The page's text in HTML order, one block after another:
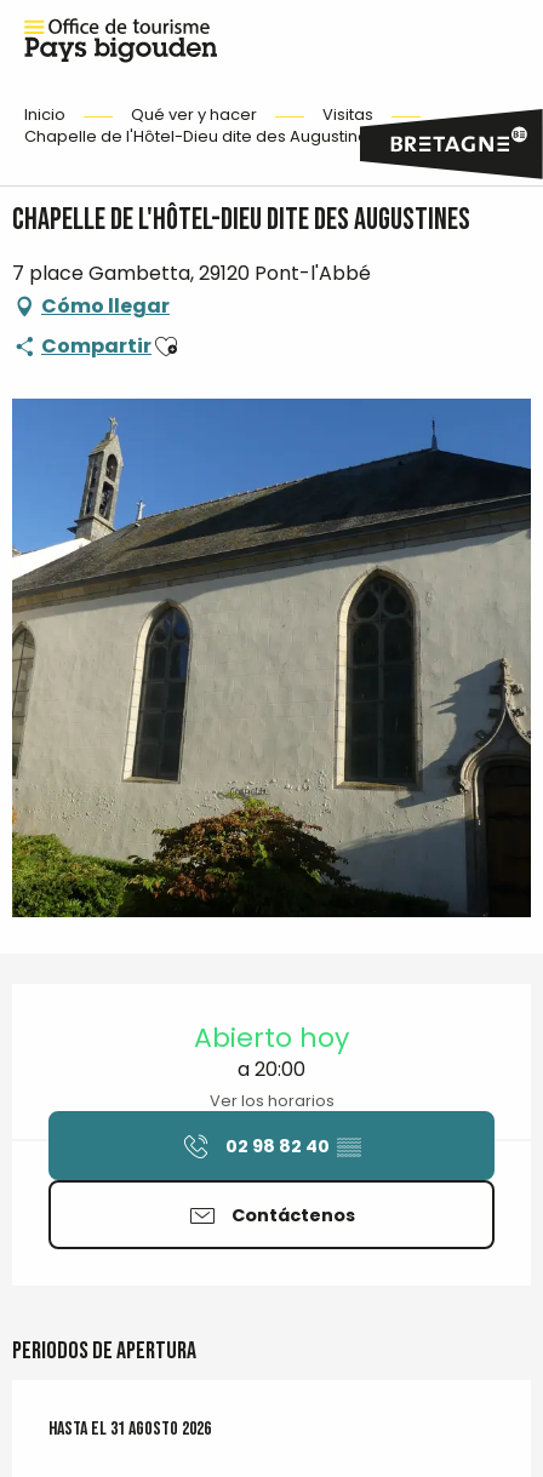
Inicio Qué ver y hacer
Visitas
Chapelle de l'Hôtel-Dieu dite des Augustines
Chapelle de l'Hôtel-Dieu dite des Augustines
7 place Gambetta, 29120 Pont-l'Abbé
Cómo llegar
CompartirAjouter aux favoris
Abierto hoy
a 20:00
Ver los horarios
02 98 82 40 ▒▒
Contáctenos
Periodos de apertura
Del1 julio 2026al31 agosto 2026
Hasta el 31 agosto 2026